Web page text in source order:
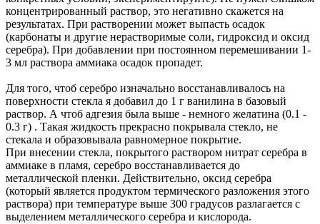
концентрированный раствор, это негативно скажется на
результатах. При растворении может выпасть осадок
(карбонаты и другие нерастворимые соли, гидроксид и оксид
серебра). При добавлении при постоянном перемешивании 1-
3 мл раствора аммиака осадок пропадет.
Для того, чтоб серебро изначально восстанавливалось на
поверхности стекла я добавил до 1 г ванилина в базовый
раствор. А чтоб адгезия была выше - немного желатина (0.1 -
0.3 г) . Такая жидкость прекрасно покрывала стекло, не
стекала и образовывала равномерное покрытие.
При внесении стекла, покрытого раствором нитрат серебра в
аммиаке в пламя, серебро восстанавливается до
металлической пленки. Действительно, оксид серебра
(который является продуктом термического разложения этого
раствора) при температуре выше 300 градусов разлагается с
выделением металлического серебра и кислорода.